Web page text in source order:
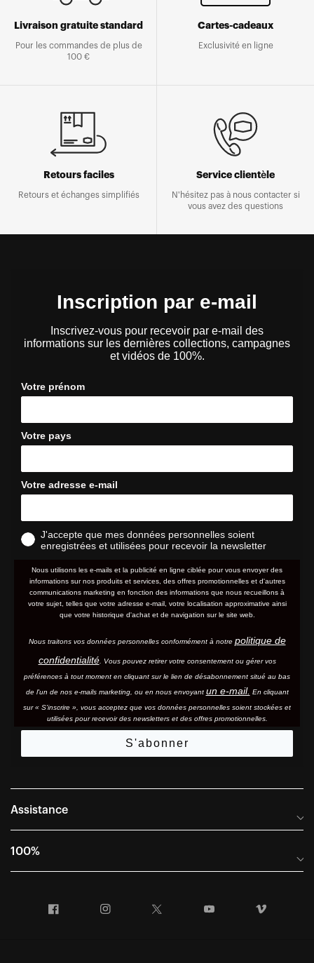
Livraison gratuite standard
Pour les commandes de plus de
100 €
Cartes-cadeaux
Exclusivité en ligne
Retours faciles
Retours et échanges simplifiés
Service clientèle
N'hésitez pas à nous contacter si
vous avez des questions
Inscription par e-mail
Inscrivez-vous pour recevoir par e-mail des
informations sur les dernières collections, campagnes
et vidéos de 100%.
Votre prénom
Votre pays
Votre adresse e-mail
J'accepte que mes données personnelles soient
enregistrées et utilisées pour recevoir la newsletter
Nous utilisons les e-mails et la publicité en ligne ciblée pour vous envoyer des
informations sur nos produits et services, des offres promotionnelles et d'autres
communications marketing en fonction des informations que nous recueillons à
votre sujet, telles que votre adresse e-mail, votre localisation approximative ainsi
que votre historique d'achat et de navigation sur le site web.
Nous traitons vos données personnelles conformément à notre politique de
confidentialité. Vous pouvez retirer votre consentement ou gérer vos
préférences à tout moment en cliquant sur le lien de désabonnement situé au bas
de l'un de nos e-mails marketing, ou en nous envoyant un e-mail. En cliquant
sur « S'inscrire », vous acceptez que vos données personnelles soient stockées et
utilisées pour recevoir des newsletters et des offres promotionnelles.
S'abonner
Assistance
Foire aux questions
Conditions générales de vente
100%
Informations sur l'entreprise
Facebook Instagram YouTube